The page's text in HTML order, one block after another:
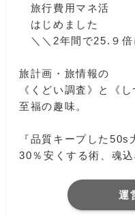
旅行費用マネ活
はじめました
＼＼2年間で25.９倍
旅計画・旅情報の
《くどい調査》と《
至福の趣味。
『品質キープした50s
30％安くする術、魂込
運